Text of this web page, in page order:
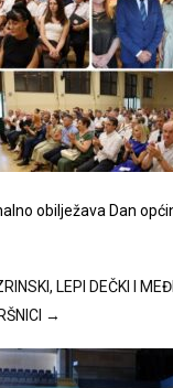
obilježava Dan
LEPI DEČKI I
→